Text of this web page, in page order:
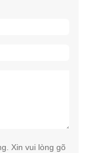
Xin vui lòng gõ